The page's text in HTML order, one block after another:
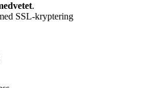
.
SSL-kryptering